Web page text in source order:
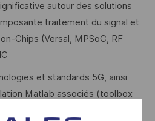
autour des solutions
traitement du signal et
Chips (Versal, MPSoC, RF
et standards 5G, ainsi
Matlab associés (toolbox